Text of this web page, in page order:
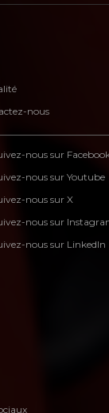
nous
nous sur
nous sur Youtube
nous sur X
nous sur
nous sur LinkedIn